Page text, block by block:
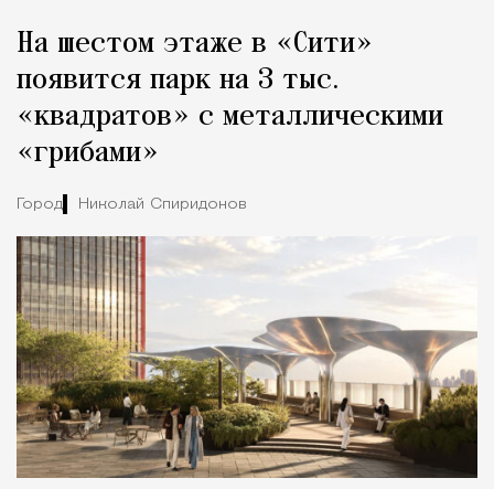
На шестом этаже в «Сити»
появится парк на 3 тыс.
«квадратов» с металлическими
«грибами»
Город Николай Спиридонов